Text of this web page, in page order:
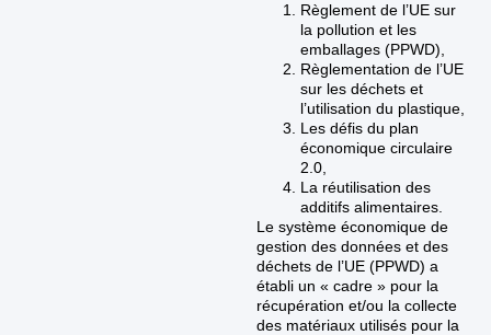
Règlement de l’UE sur
la pollution et les
emballages (PPWD),
Règlementation de l’UE
sur les déchets et
l’utilisation du plastique,
Les défis du plan
économique circulaire
2.0,
La réutilisation des
additifs alimentaires.
Le système économique de
gestion des données et des
déchets de l’UE (PPWD) a
établi un « cadre » pour la
récupération et/ou la collecte
des matériaux utilisés pour la